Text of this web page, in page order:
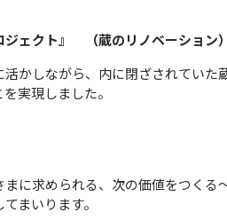
ェクト』 （蔵のリノベーション）
かしながら、内に閉ざされていた
実現しました。
に求められる、次の価値をつくる
まいります。